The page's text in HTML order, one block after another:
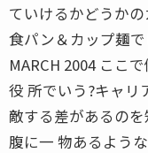
ていけるかどうかの
食パン＆カップ麺
MARCH 2004 ここ
役 所でいう?キャリ
敵する差があるのを
腹に一 物あるよう